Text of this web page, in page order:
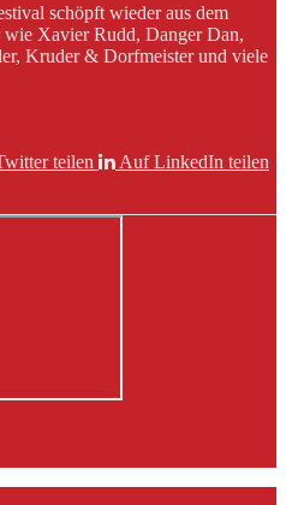
schöpft wieder aus dem
Xavier Rudd, Danger Dan,
Kruder & Dorfmeister und viele
teilen
Auf LinkedIn teilen